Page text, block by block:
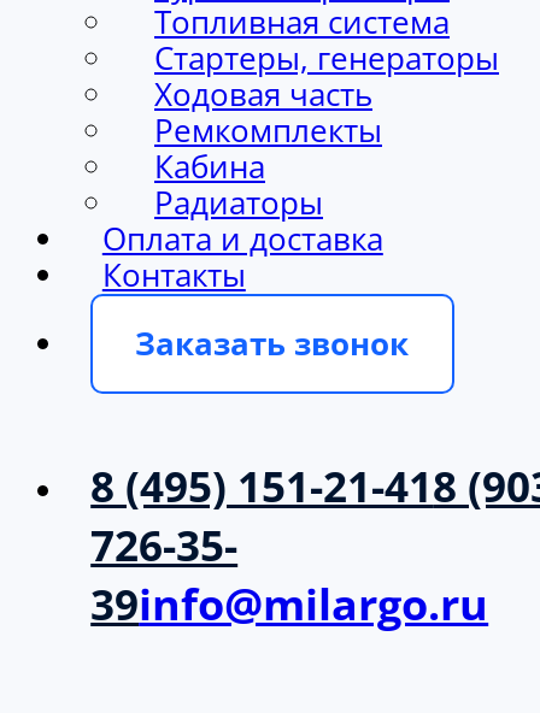
Топливная система
Стартеры, генераторы
Ходовая часть
Ремкомплекты
Кабина
Радиаторы
Оплата и доставка
Контакты
Заказать звонок
8 (495) 151-21-418
726-35-
39info@milargo.ru